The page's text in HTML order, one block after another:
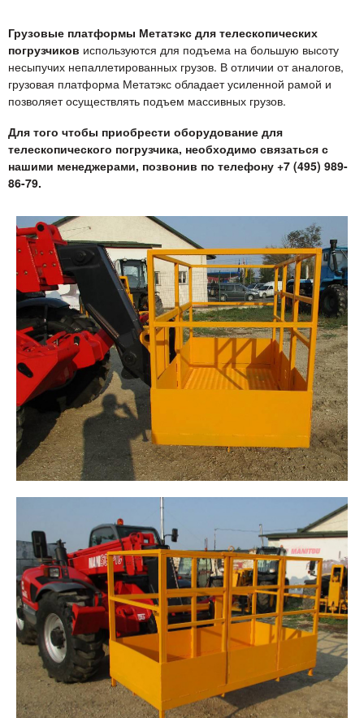
Грузовые платформы Метатэкс для телескопических
погрузчиков используются для подъема на большую высоту
несыпучих непаллетированных грузов. В отличии от аналогов,
грузовая платформа Метатэкс обладает усиленной рамой и
позволяет осуществлять подъем массивных грузов.
Для того чтобы приобрести оборудование для
телескопического погрузчика, необходимо связаться с
нашими менеджерами, позвонив по телефону +7 (495) 989-
86-79.